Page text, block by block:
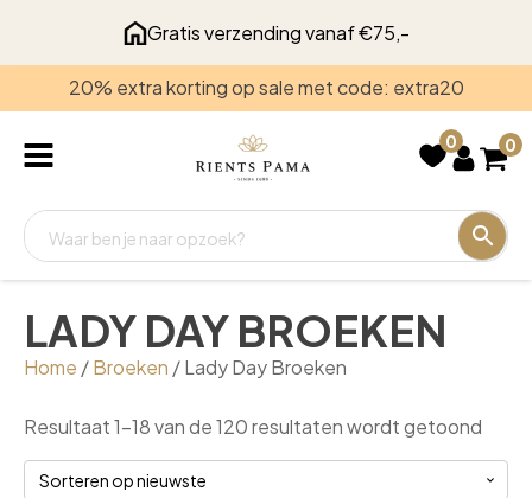
Gratis verzending vanaf €75,-
20% extra korting op sale met code: extra20
0 0
LADY DAY BROEKEN
Home /Broeken / Lady Day Broeken
Resultaat 1–18 van de 120 resultaten wordt getoond
op
Recent